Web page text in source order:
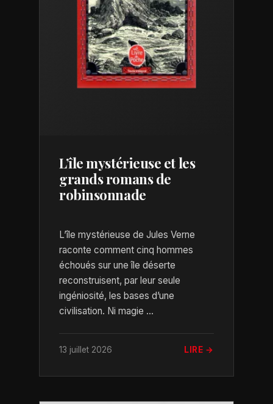
L’île mystérieuse et les
grands romans de
robinsonnade
L’île mystérieuse de Jules Verne
raconte comment cinq hommes
échoués sur une île déserte
reconstruisent, par leur seule
ingéniosité, les bases d’une
civilisation. Ni magie ...
13 juillet 2026 LIRE →